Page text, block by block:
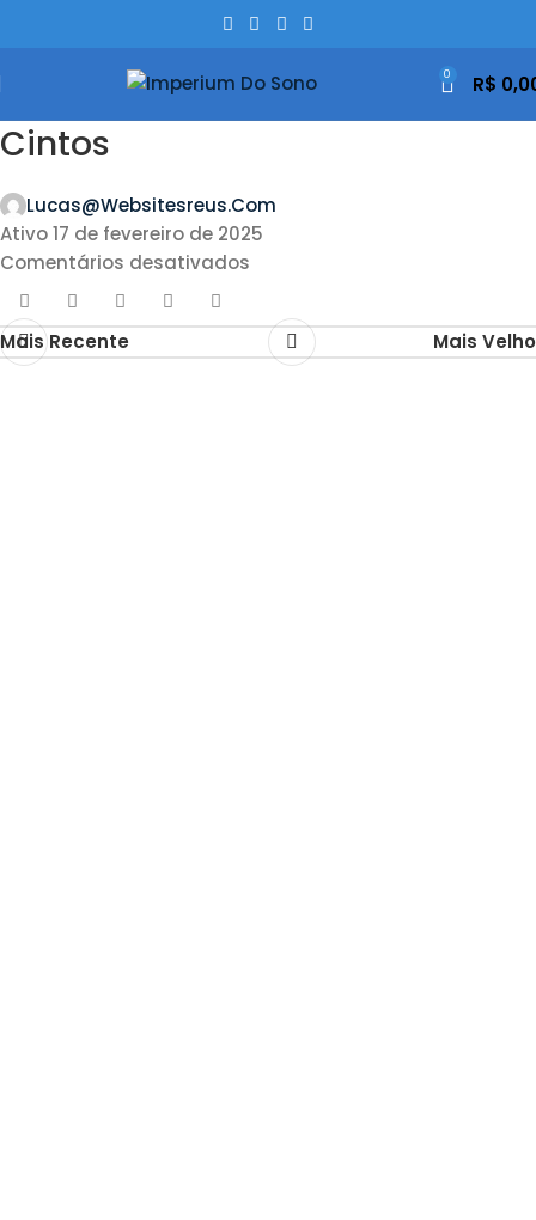
0 R$
Cintos
Lucas@websitesreus.com
Ativo 17 de fevereiro de 2025
Comentários desativados
Mais Recente Mais Velho